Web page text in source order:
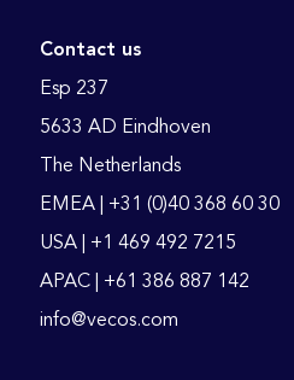
Contact us
Esp 237
5633 AD Eindhoven
The Netherlands
EMEA | +31 (0)40 368 60 30
USA | +1 469 492 7215
APAC | +61 386 887 142
info@vecos.com